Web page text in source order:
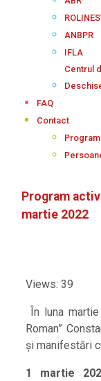
ANBPR
IFLA
Centrul
FAQ
Contact
Program
Program
martie 2022
Views: 39
În luna
Roman”
și manifestări
1 martie